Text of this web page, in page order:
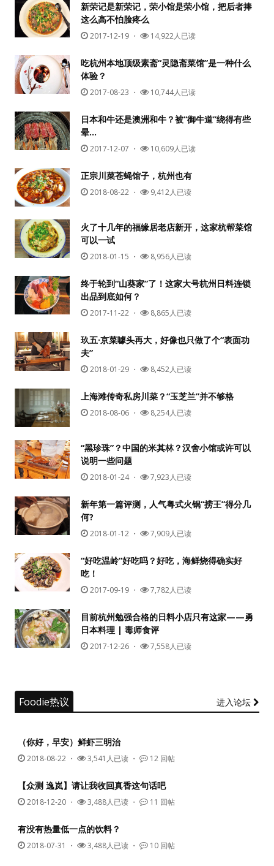
新荣记是新荣记，荣小馆是荣小馆，把后者捧
这么高不怕脸疼么
2017-12-19 ・ 14,922人已读
吃杭州本地顶级素斋“灵隐斋菜馆”是一种什么
体验？
2017-08-23 ・ 10,744人已读
日本和牛还是澳洲和牛？被“御牛道”绕得有些
晕…
2017-12-07 ・ 10,609人已读
正宗川菜苍蝇馆子，杭州也有
2018-08-22 ・ 9,412人已读
火了十几年的福缘居老店新开，这家杭帮菜馆
可以一试
2018-01-15 ・ 8,956人已读
终于轮到“山葵家”了！这家大号杭州日料连锁
出品到底如何？
2017-11-22 ・ 8,865人已读
玖五·京菜噱头再大，好像也只做了个“表面功
夫”
2018-01-29 ・ 8,452人已读
上海滩传奇私房川菜？“玉芝兰”并不够格
2018-08-06 ・ 8,254人已读
“黑珍珠”？中国的米其林？汉舍小馆或许可以
说明一些问题
2018-01-24・ 7,923人已读
新年第一篇评测，人气粤式火锅“捞王”得分几
何?
2018-01-12 ・ 7,909人已读
“好吃温岭”好吃吗？好吃，海鲜烧得确实好
吃！
2017-09-19 ・ 7,782人已读
目前杭州勉强合格的日料小店只有这家——勇
日本料理 | 毒师食评
2017-12-26 ・ 7,558人已读
Foodie热议 进入论坛
（你好，早安）鲜虾三明治
2018-08-22 ・ 3,541人已读 ・ 12 回帖
【众测 逸岚】请让我收回真香这句话吧
2018-12-20 ・ 3,488人已读 ・ 11 回帖
有没有热量低一点的饮料？
2018-07-31 ・ 3,488人已读 ・ 10 回帖